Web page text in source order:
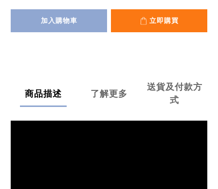
加入購物車 立即購買
商品描述 了解更多
送貨及付款方
式